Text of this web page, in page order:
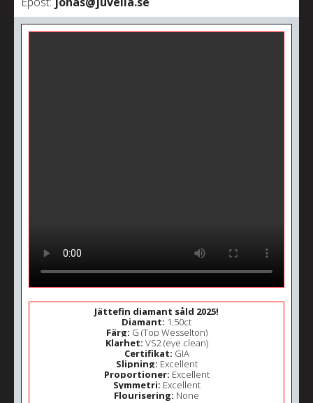
Jättefin diamant såld 2025!
Diamant: 1,50ct
Färg: G (Top Wesselton)
Klarhet: VS2 (eye clean)
Certifikat: GIA
Slipning: Excellent
Proportioner: Excellent
Symmetri: Excellent
Flourisering: None